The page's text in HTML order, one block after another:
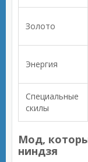
Золото
Энергия
Специальные
скилы
Мод,
ниндзя